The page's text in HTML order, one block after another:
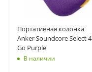
Портативная колонка
Anker Soundcore Select 4
Go Purple
В наличии